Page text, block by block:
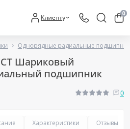
Клиенту 0
Однорядные радиальные
CT Шариковый
подшипник
0
Характеристики Отзывы